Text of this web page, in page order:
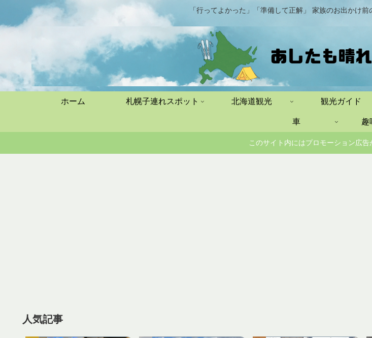
「行ってよかった」「準備して正解」 家族のお出かけ前
ホーム 札幌子連れスポット 北海道観光 観光ガイド
車 趣
このサイト内にはプロモーション広
人気記事